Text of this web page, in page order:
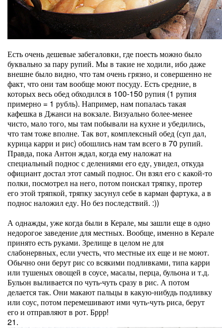
Есть очень дешевые забегаловки, где поесть можно было
буквально за пару рупий. Мы в такие не ходили, ибо даже
внешне было видно, что там очень грязно, и совершенно не
факт, что они там вообще моют посуду. Есть средние, в
которых весь обед обходился в 100-150 рупия (1 рупия
примерно = 1 рубль). Например, нам попалась такая
кафешка в Джанси на вокзале. Визуально более-менее
чисто, мало того, мы там побывали на кухне и убедились,
что там тоже вполне. Так вот, комплексный обед (суп дал,
курица карри и рис) обошлись нам там всего в 70 рупий.
Правда, пока Антон ждал, когда ему наложат на
специальный поднос с делениями его еду, увидел, откуда
официант достал этот самый поднос. Он взял его с какой-то
полки, посмотрел на него, потом поискал тряпку, протер
его этой тряпкой, тряпку засунул себе в карман фартука, а в
поднос наложил еду. Но без последствий. :))
А однажды, уже когда были в Керале, мы зашли еще в одно
недорогое заведение для местных. Вообще, именно в Керале
принято есть руками. Зрелище в целом не для
слабонервных, если учесть, что местные их еще и не моют.
Обычно они берут рис со всякими подливками, типа карри
или тушеных овощей в соусе, масалы, перца, бульона и т.д.
Бульон выливается по чуть-чуть сразу в рис. А потом
делается так. Они макают пальцы в какую-нибудь подливку
или соус, потом перемешивают ими чуть-чуть риса, берут
его и отправляют в рот. Бррр!
21.